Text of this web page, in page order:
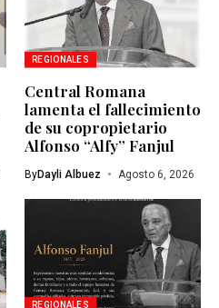
REGIONALES
Central Romana
lamenta el fallecimiento
de su copropietario
Alfonso “Alfy” Fanjul
ByDayli Albuez Agosto 6, 2026
REGIONALES